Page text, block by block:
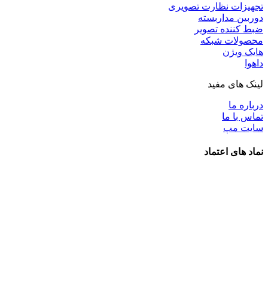
تجهیزات نظارت تصویری
دوربین مداربسته
ضبط کننده تصویر
محصولات شبکه
هایک ویژن
داهوا
لینک های مفید
درباره ما
تماس با ما
سایت مپ
نماد های اعتماد